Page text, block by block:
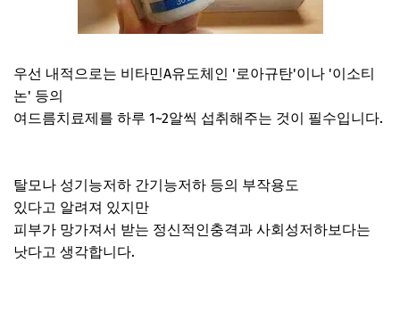
우선 내적으로는 비타민A유도체인 '로아규탄'이나 '이소티
논' 등의
여드름치료제를 하루 1~2알씩 섭취해주는 것이 필수입니다.
탈모나 성기능저하 간기능저하 등의 부작용도
있다고 알려져 있지만
피부가 망가져서 받는 정신적인충격과 사회성저하보다는
낫다고 생각합니다.